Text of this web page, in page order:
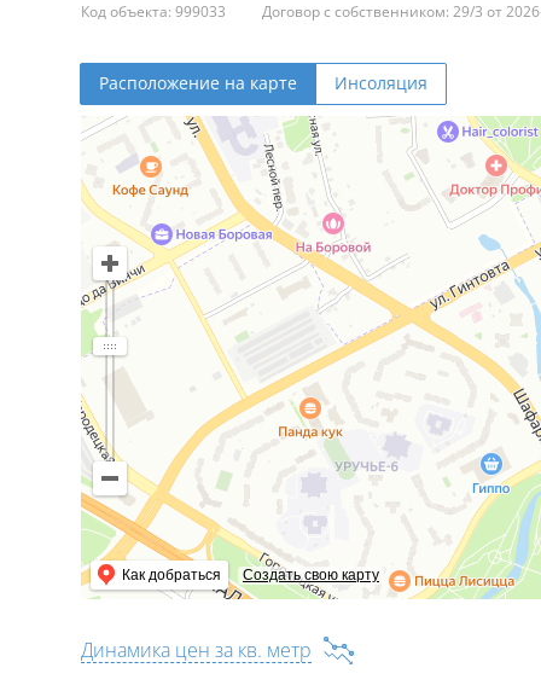
Код объекта: 999033 Договор с собственником: 29/3 от
Расположение на карте Инсоляция
Как добраться Создать свою карту
Динамика цен за кв. метр